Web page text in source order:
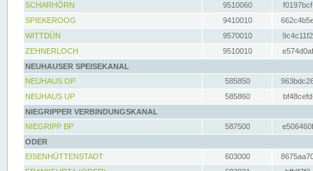
SCHARHÖRN
9510060
SPIEKEROOG
9410010
WITTDÜN
9570010
ZEHNERLOCH
9510010
NEUHAUSER SPEISEKANAL
NEUHAUS OP
585850
NEUHAUS UP
585860
NIEGRIPPER VERBINDUNGSKANAL
NIEGRIPP BP
587500
ODER
EISENHÜTTENSTADT
603000